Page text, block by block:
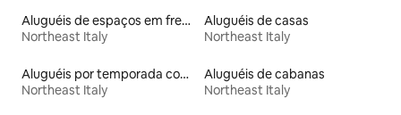
Aluguéis de espaços em frente à praia
Northeast Italy
Aluguéis de casas
Northeast Italy
Aluguéis por temporada com banheiro para PCD
Northeast Italy
Aluguéis de cabanas
Northeast Italy